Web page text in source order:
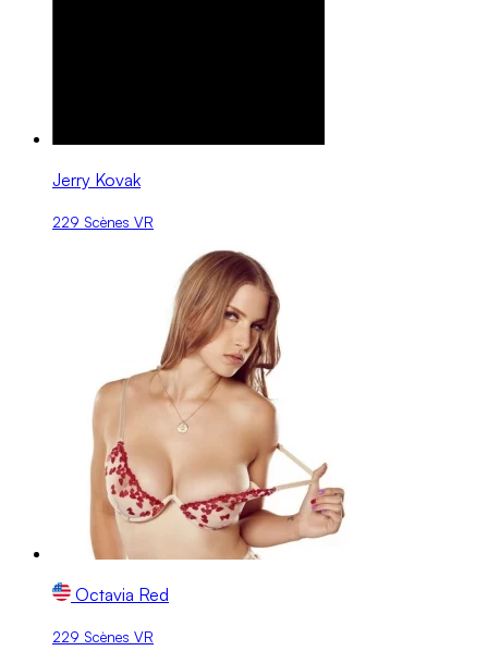
Jerry Kovak
229 Scènes VR
Octavia Red
229 Scènes VR